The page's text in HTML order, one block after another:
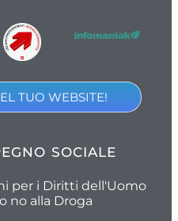
TUO WEBSITE!
SOCIALE
per i Diritti dell'Uomo
no alla Droga